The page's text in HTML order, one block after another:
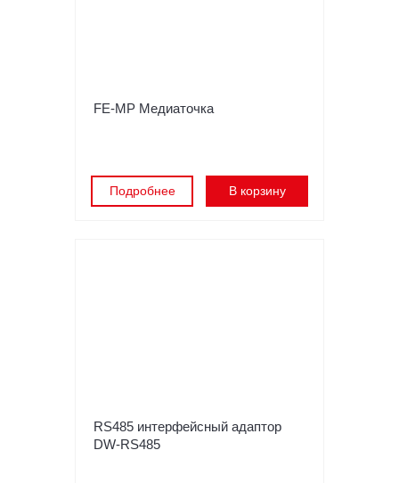
FE-MP Медиаточка
Подробнее В корзину
RS485 интерфейсный адаптор
DW-RS485